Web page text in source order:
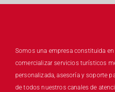
Somos una empresa constituida
comercializar servicios turísticos
personalizada, asesoría y soporte
de todos nuestros canales de